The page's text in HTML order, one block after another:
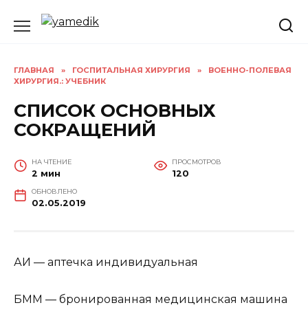
ГЛАВНАЯ » ГОСПИТАЛЬНАЯ ХИРУРГИЯ »
ВОЕННО-ПОЛЕВАЯ
ХИРУРГИЯ.: УЧЕБНИК
СПИСОК ОСНОВНЫХ
СОКРАЩЕНИЙ
НА ЧТЕНИЕ
2 мин
ПРОСМОТРОВ
120
ОБНОВЛЕНО
02.05.2019
АИ — аптечка индивидуальная
БММ — бронированная медицинская машина